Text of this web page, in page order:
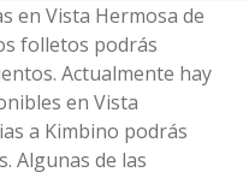
en Vista Hermosa de
folletos podrás
Actualmente hay
en Vista
a Kimbino podrás
Algunas de las